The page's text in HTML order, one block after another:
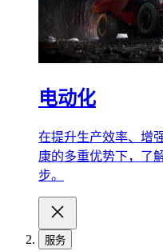
电动化
在提升生产效率、增
康的多重优势下，了
步。
服务